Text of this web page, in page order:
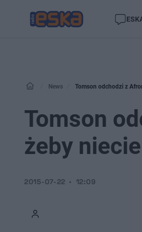
News Tomson odchodzi z
Tomson
żeby
2015-07-22 12:09